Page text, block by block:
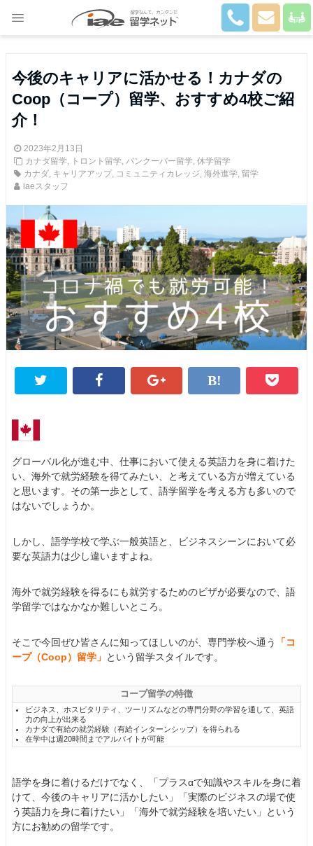
今後のキャリアに活かせる！カナダの
Coop（コープ）留学、おすすめ4校ご紹
介！
2023年2月13日
カナダ留学, トロント留学, バンクーバー留学, 休学留学
カナダ, キャリアアップ, コミュニティカレッジ, 海外進学, 留学
iaeスタッフ
グローバル化が進む中、仕事において使える英語力を身に着けた
い、海外で就労経験を得てみたい、と考えている方が増えている
と思います。その第一歩として、語学留学を考える方も多いので
はないでしょうか。
しかし、語学学校で学ぶ一般英語と、ビジネスシーンにおいて必
要な英語力は少し違いますよね。
海外で就労経験を得るにも就労するためのビザが必要なので、語
学留学ではなかなか難しいところ。
そこで今回ぜひ皆さんに知ってほしいのが、専門学校へ通う
「コ
ープ（Coop）留学」 という留学スタイルです。
コープ留学の特徴
ビジネス、ホスピタリティ、ツーリズムなどの専門分野の学習を通して、英語
力の向上が出来る
カナダで有給の就労経験（有給インターンシップ）を得られる
在学中は週20時間までアルバイトが可能
語学を身に着けるだけでなく、「プラスαで知識やスキルを身に着
けて、今後のキャリアに活かしたい」「実際のビジネスの場で使
う英語力を身に着けたい」「海外で就労経験を培いたい」という
方にお勧めの留学です。